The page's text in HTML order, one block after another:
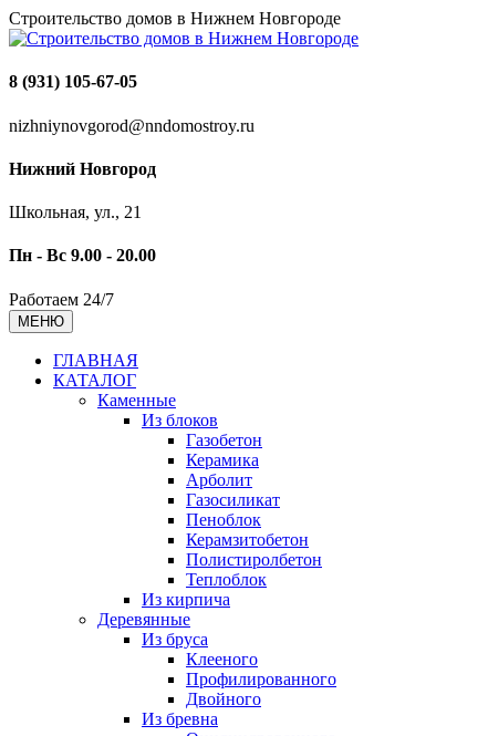
Строительство домов в Нижнем Новгороде
8 (931) 105-67-05
nizhniynovgorod@nndomostroy.ru
Нижний Новгород
Школьная, ул., 21
Пн - Вс 9.00 - 20.00
Работаем 24/7
МЕНЮ
ГЛАВНАЯ
КАТАЛОГ
Каменные
Из блоков
Газобетон
Керамика
Арболит
Газосиликат
Пеноблок
Керамзитобетон
Полистиролбетон
Теплоблок
Из кирпича
Деревянные
Из бруса
Клееного
Профилированного
Двойного
Из бревна